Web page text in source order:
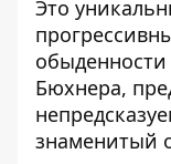
Это
Бюхнера,
знаменитый